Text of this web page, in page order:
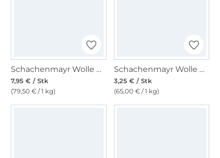
Schachenmayr Wolle Regia 4-fädig 100 g, schwarz
7,95 € / Stk
(79,50 € / 1 kg)
Schachenmayr Wolle Catania 50 g löwenzahn
3,25 € / Stk
(65,00 € / 1 kg)